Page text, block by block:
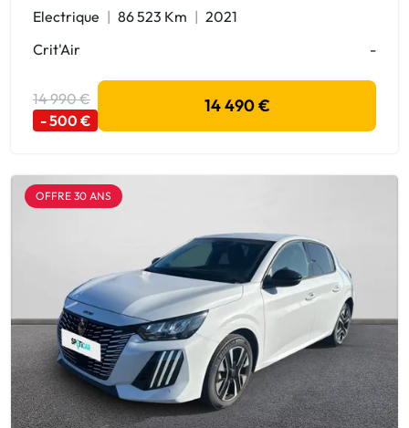
Electrique 86 523 Km
2021
Crit'Air
-
14 990 €
- 500 €
14 490 €
OFFRE 30 ANS